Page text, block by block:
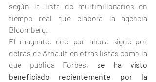
según la lista de multimillonarios en
tiempo real que elabora la agencia
Bloomberg.
El magnate, que por ahora sigue por
detrás de Arnault en otras listas como la
que publica Forbes, se ha visto
beneficiado recientemente por la